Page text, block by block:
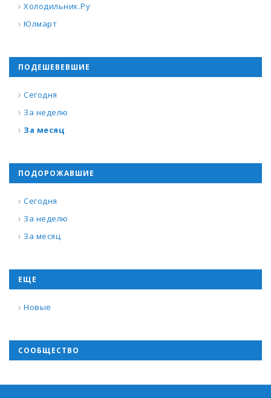
Холодильник.Ру
Юлмарт
ПОДЕШЕВЕВШИЕ
Сегодня
За неделю
За месяц
ПОДОРОЖАВШИЕ
Сегодня
За неделю
За месяц
ЕЩЕ
Новые
СООБЩЕСТВО